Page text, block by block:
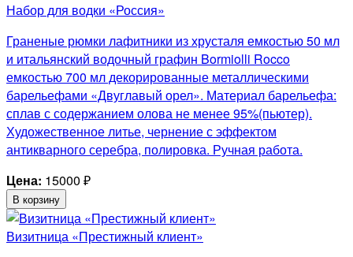
Набор для водки «Россия»
Граненые рюмки лафитники из хрусталя емкостью 50 мл
и итальянский водочный графин Bormiolli Rocco
емкостью 700 мл декорированные металлическими
барельефами «Двуглавый орел». Материал барельефа:
сплав с содержанием олова не менее 95%(пьютер).
Художественное литье, чернение с эффектом
антикварного серебра, полировка. Ручная работа.
Цена: 15000 ₽
В корзину
Визитница «Престижный клиент»